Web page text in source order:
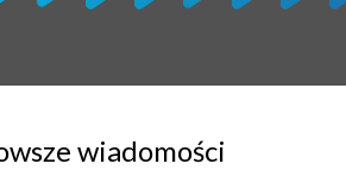
wiadomości